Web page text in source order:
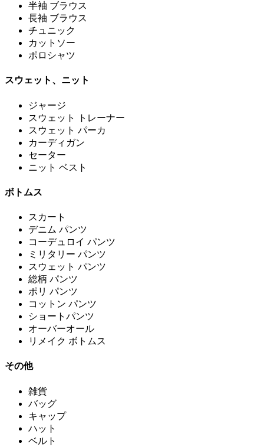
半袖 ブラウス
長袖 ブラウス
チュニック
カットソー
ポロシャツ
スウェット、ニット
ジャージ
スウェット トレーナー
スウェット パーカ
カーディガン
セーター
ニット ベスト
ボトムス
スカート
デニム パンツ
コーデュロイ パンツ
ミリタリー パンツ
スウェット パンツ
総柄 パンツ
ポリ パンツ
コットン パンツ
ショートパンツ
オーバーオール
リメイク ボトムス
その他
雑貨
バッグ
キャップ
ハット
ベルト